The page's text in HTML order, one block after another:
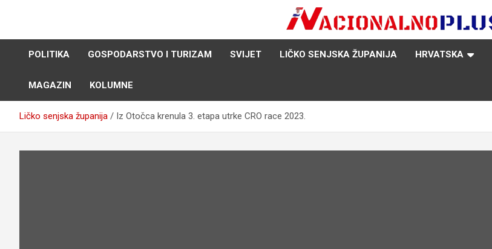
NacionalnoPlus.hr
Nacija želi znati više
POLITIKA
GOSPODARSTVO I TURIZAM SVIJET LIČKO SENJSKA ŽUPANIJA HRVATSKA
MAGAZIN KOLUMNE
Ličko senjska županija Iz Otočca krenula 3. etapa utrke CRO race 2023.